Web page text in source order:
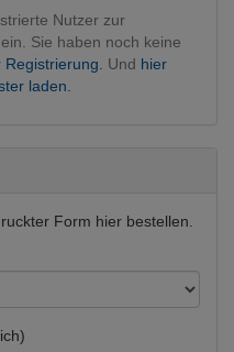
Nutzer zur
Sie haben noch keine
Und hier
laden.
Form hier bestellen.